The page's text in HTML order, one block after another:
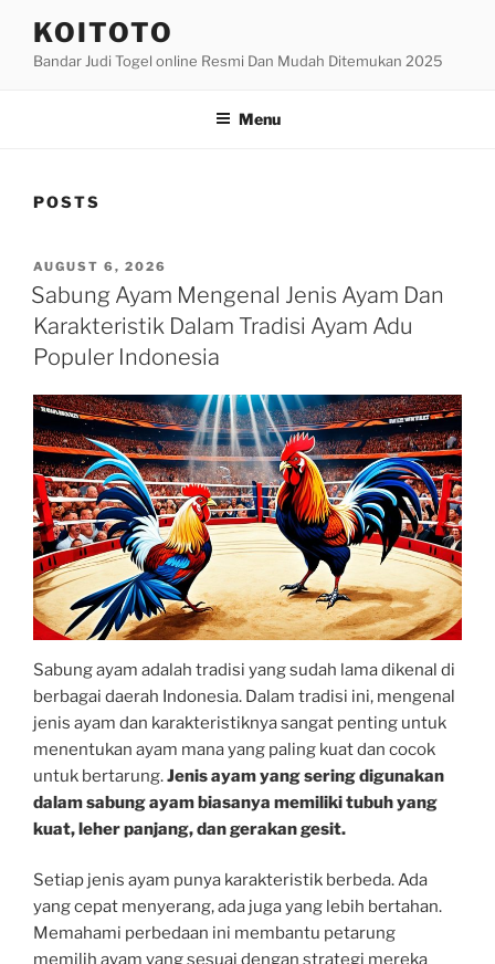
content
KOITOTO
Bandar Judi Togel online Resmi Dan Mudah Ditemukan 2025
Menu
POSTS
POSTED
ON
AUGUST 6, 2026
Sabung Ayam Mengenal Jenis Ayam Dan
Karakteristik Dalam Tradisi Ayam Adu
Populer Indonesia
Sabung ayam adalah tradisi yang sudah lama dikenal di
berbagai daerah Indonesia. Dalam tradisi ini, mengenal
jenis ayam dan karakteristiknya sangat penting untuk
menentukan ayam mana yang paling kuat dan cocok
untuk bertarung.Jenis ayam yang sering digunakan
dalam sabung ayam biasanya memiliki tubuh yang
kuat, leher panjang, dan gerakan gesit.
Setiap jenis ayam punya karakteristik berbeda. Ada
yang cepat menyerang, ada juga yang lebih bertahan.
Memahami perbedaan ini membantu petarung
memilih ayam yang sesuai dengan strategi mereka